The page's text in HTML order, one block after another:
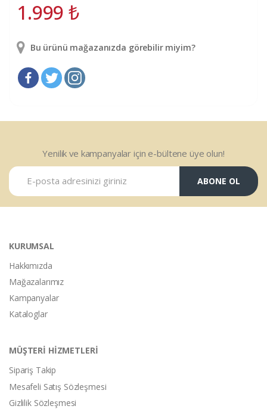
1.999₺
Bu ürünü mağazanızda görebilir miyim?
Yenilik ve kampanyalar için e-bültene üye olun!
ABONE OL
KURUMSAL
Hakkımızda
Mağazalarımız
Kampanyalar
Kataloglar
MÜŞTERİ HİZMETLERİ
Sipariş Takip
Mesafeli Satış Sözleşmesi
Gizlilik Sözleşmesi